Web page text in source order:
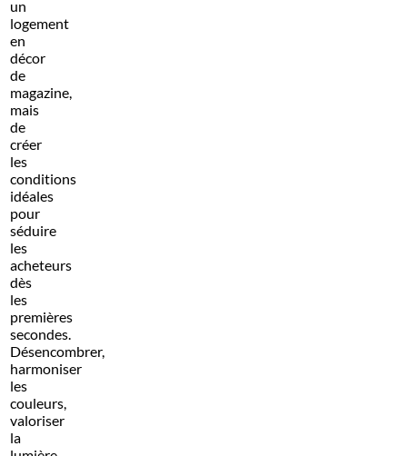
un
logement
en
décor
de
magazine,
mais
de
créer
les
conditions
idéales
pour
séduire
les
acheteurs
dès
les
premières
secondes.
Désencombrer,
harmoniser
les
couleurs,
valoriser
la